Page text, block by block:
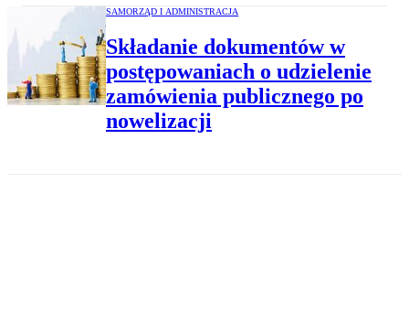
SAMORZĄD I ADMINISTRACJA
Składanie dokumentów w
postępowaniach o udzielenie
zamówienia publicznego po
nowelizacji